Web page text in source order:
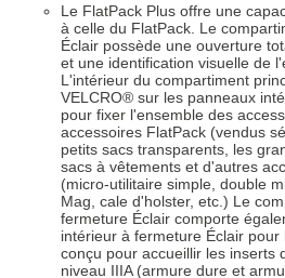
Le FlatPack Plus offre une
à celle du FlatPack. Le
Éclair possède une ouverture
et une identification visuelle de
L'intérieur du compartiment
VELCRO® sur les panneaux
pour fixer l'ensemble des
accessoires FlatPack (vendus
petits sacs transparents, les
sacs à vêtements et d'autres
(micro-utilitaire simple, double
Mag, cale d'holster, etc.) Le
fermeture Éclair comporte
intérieur à fermeture Éclair pour
conçu pour accueillir les inserts
niveau IIIA (armure dure et